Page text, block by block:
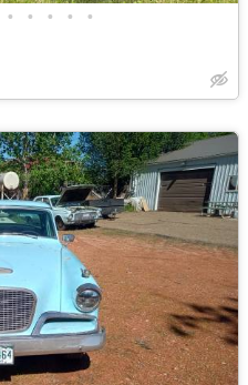
• • • • •